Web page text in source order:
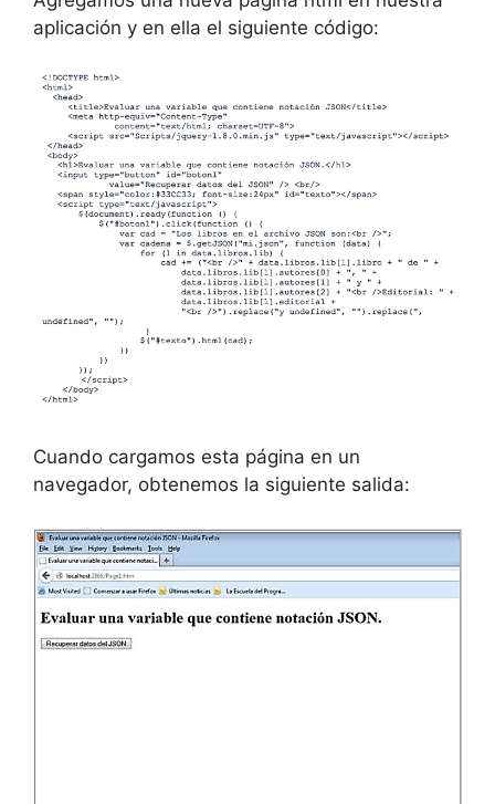
aplicación y en ella el siguiente código:
Cuando cargamos esta página en un
navegador, obtenemos la siguiente salida: